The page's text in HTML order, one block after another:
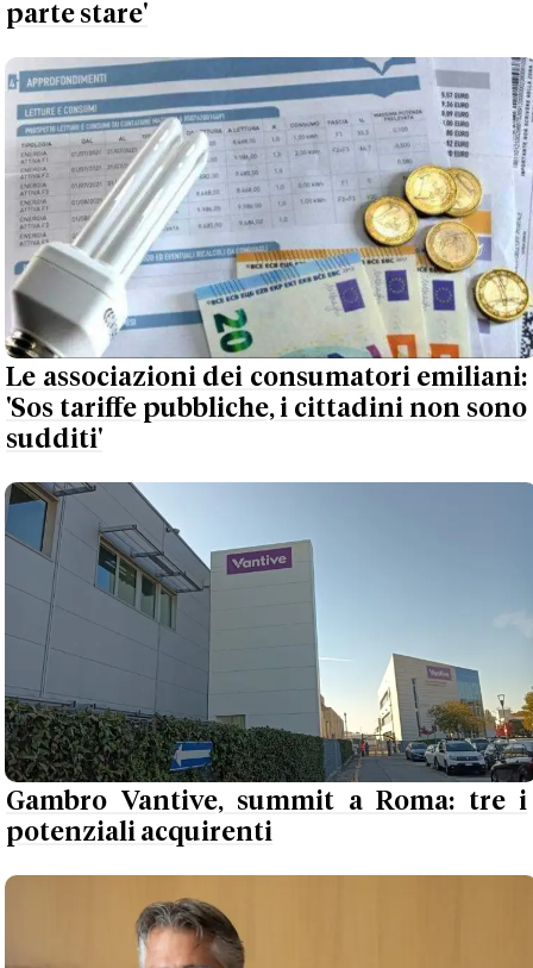
parte stare'
Le associazioni dei consumatori emiliani:
'Sos tariffe pubbliche, i cittadini non sono
sudditi'
Gambro Vantive, summit a Roma: tre i
potenziali acquirenti